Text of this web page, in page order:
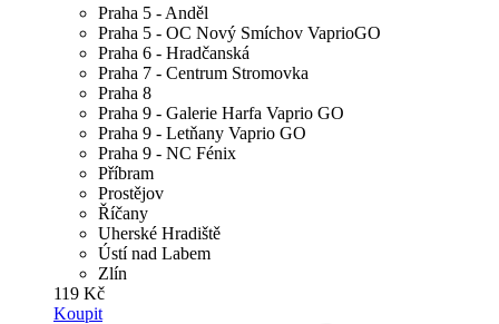
Praha 5 - Anděl
Praha 5 - OC Nový Smíchov VaprioGO
Praha 6 - Hradčanská
Praha 7 - Centrum Stromovka
Praha 8
Praha 9 - Galerie Harfa Vaprio GO
Praha 9 - Letňany Vaprio GO
Praha 9 - NC Fénix
Příbram
Prostějov
Říčany
Uherské Hradiště
Ústí nad Labem
Zlín
119 Kč
Koupit